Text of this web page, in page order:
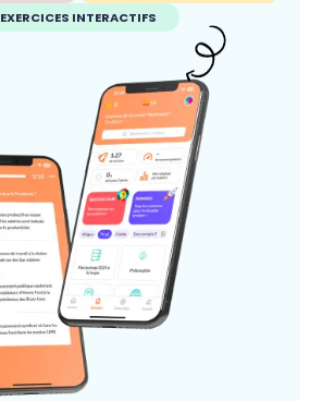
EXERCICES INTERACTIFS